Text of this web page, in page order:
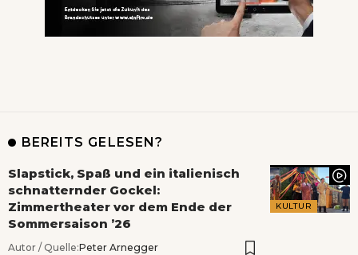
BEREITS GELESEN?
KULTUR
Slapstick, Spaß und ein italienisch
schnatternder Gockel:
Zimmertheater vor dem Ende der
Sommersaison ’26
Autor / Quelle:Peter Arnegger